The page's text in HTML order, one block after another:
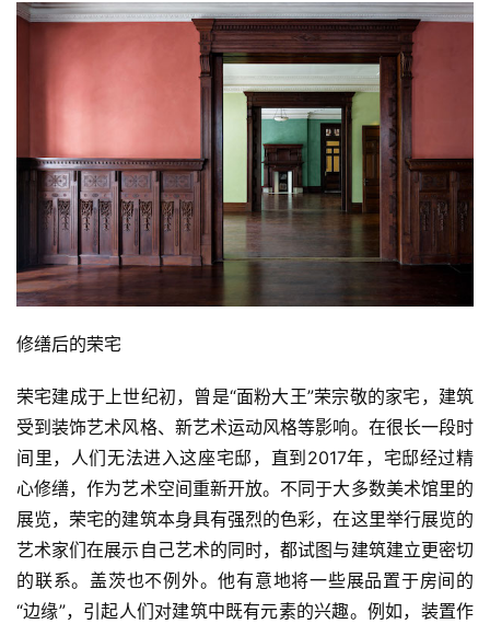
首
页
坛
快
讯
书
法
征
稿
修缮后的荣宅
荣宅建成于上世纪初，曾是“面粉大王”荣宗敬的家宅，建筑
受到装饰艺术风格、新艺术运动风格等影响。在很长一段时
间里，人们无法进入这座宅邸，直到2017年，宅邸经过精
心修缮，作为艺术空间重新开放。不同于大多数美术馆里的
展览，荣宅的建筑本身具有强烈的色彩，在这里举行展览的
艺术家们在展示自己艺术的同时，都试图与建筑建立更密切
的联系。盖茨也不例外。他有意地将一些展品置于房间的
“边缘”，引起人们对建筑中既有元素的兴趣。例如，装置作